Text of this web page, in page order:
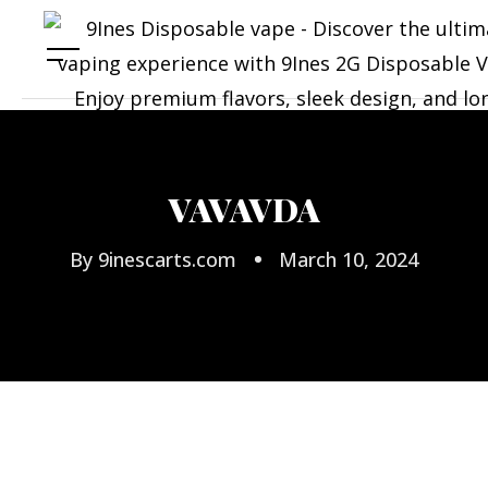
VAVAVDA
By 9inescarts.com March 10, 2024